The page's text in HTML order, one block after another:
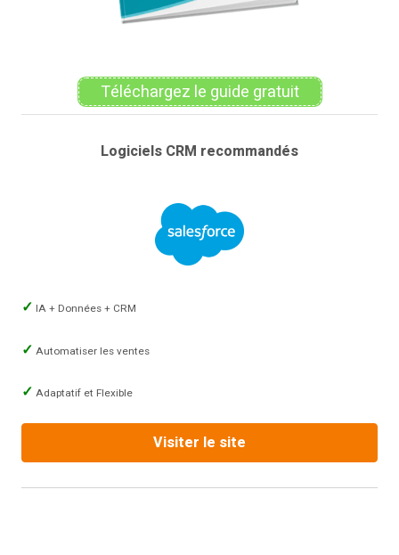
Téléchargez le guide gratuit
Logiciels CRM recommandés
IA + Données + CRM
Automatiser les ventes
Adaptatif et Flexible
Visiter le site